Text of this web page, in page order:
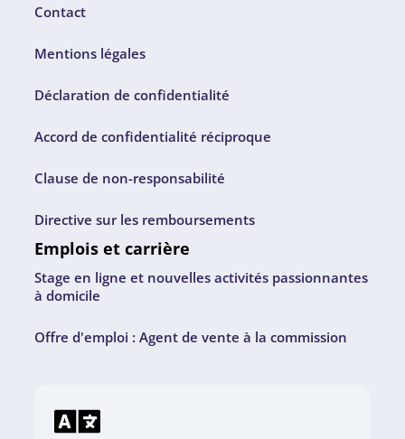
Contact
Mentions légales
Déclaration de confidentialité
Accord de confidentialité réciproque
Clause de non-responsabilité
Directive sur les remboursements
Emplois et carrière
Stage en ligne et nouvelles activités passionnantes
à domicile
Offre d'emploi : Agent de vente à la commission